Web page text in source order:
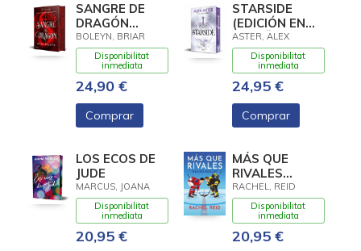
SANGRE DE
DRAGÓN
(ACADEMIA
BLOODWING 1)
EDICIÓN
LIMITADA CON
CANTOS
TINTADOS
BOLEYN, BRIAR
Disponibilitat
inmediata
24,90 €
Comprar
STARSIDE
(EDICIÓN EN
ESPAÑOL)
(STARSIDE 1)
ASTER, ALEX
Disponibilitat
inmediata
24,95 €
Comprar
LOS ECOS DE
JUDE
MARCUS, JOANA
Disponibilitat
inmediata
20,95 €
MÁS QUE
RIVALES
(GAME
CHANGERS 2)
RACHEL, REID
Disponibilitat
inmediata
20,95 €